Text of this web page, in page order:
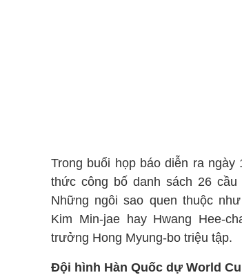
Trong buổi họp báo diễn ra
thức công bố danh sách 26
Những ngôi sao quen thuộc
Kim Min-jae hay Hwang Hee-
trưởng Hong Myung-bo triệu tập.
Đội hình Hàn Quốc dự World